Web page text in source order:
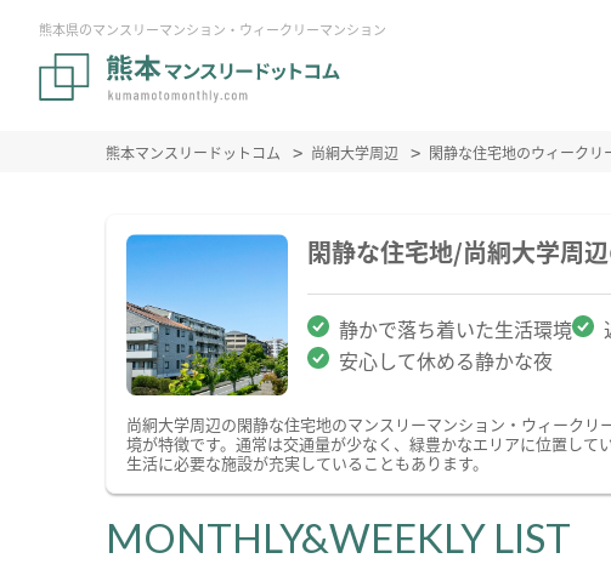
熊本県のマンスリーマンション・ウィークリーマンション
熊本マンスリードットコム 尚絅大学周辺 閑静な住宅地のウィーク
閑静な住宅地/尚絅大学周
静かで落ち着いた生活環境
安心して休める静かな夜
尚絅大学周辺の閑静な住宅地のマンスリーマンション・ウィーク
境が特徴です。通常は交通量が少なく、緑豊かなエリアに位置し
生活に必要な施設が充実していることもあります。
MONTHLY&WEEKLY LIST